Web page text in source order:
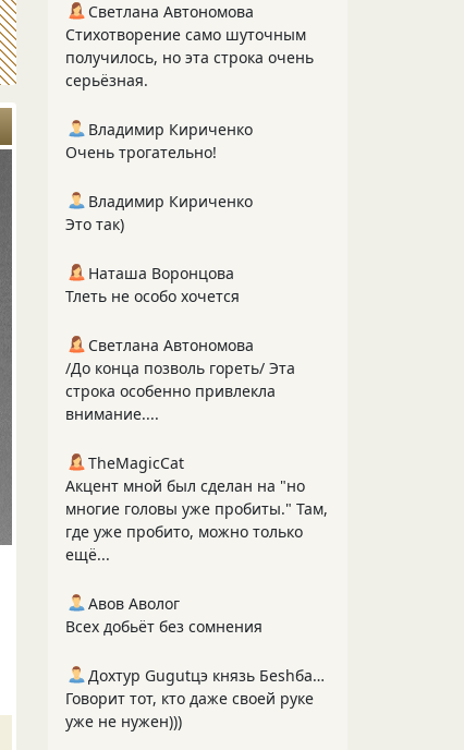
Светлана Автономова
Стихотворение само шуточным
получилось, но эта строка очень
серьёзная.
Владимир Кириченко
Очень трогательно!
Владимир Кириченко
Это так)
Наташа Воронцова
Тлеть не особо хочется
Светлана Автономова
/До конца позволь гореть/ Эта
строка особенно привлекла
внимание....
TheMagicCat
Акцент мной был сделан на "но
многие головы уже пробиты." Там,
где уже пробито, можно только
ещё...
Авов Аволог
Всех добьёт без сомнения
Дохтур Gugutцэ князь Беshбармакоff
Говорит тот, кто даже своей руке
уже не нужен)))